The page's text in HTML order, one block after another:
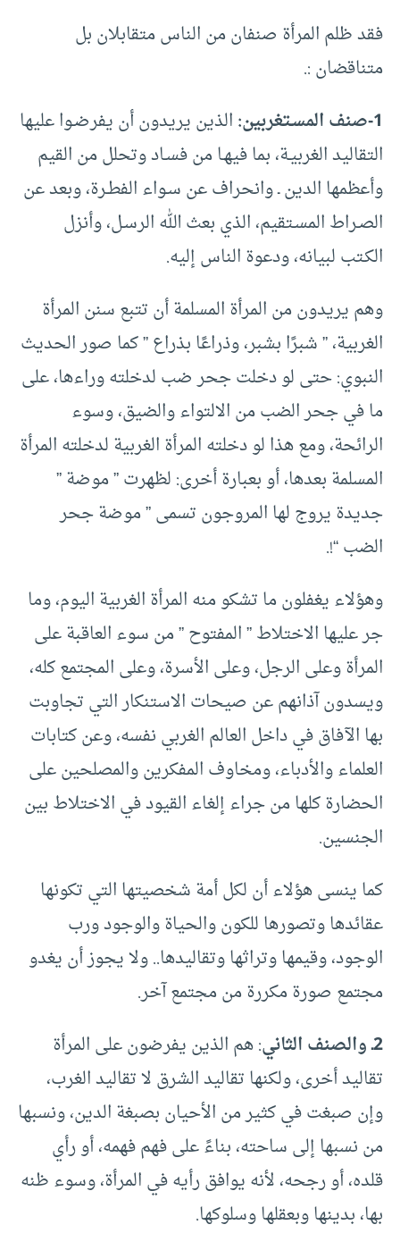
فقد ظلم المرأة صنفان من الناس متقابلان بل
متناقضان :.
1-صنف المسـتغربين:
الذين يريدون أن يفرضـوا عليها
التقاليد الغربيـة، بما فيهـا من فسـاد وتحلل من القيم
وأعظمها الدين ـ وانحراف عن سـواء الفطـرة، وبعد عن
الصـراط المسـتقيم، الذي بعث الله الرسـل، وأنزل
الكـتب لبيانه، ودعوة الناس إليه.
وهم يريدون من المرأة المسلمة أن تتبع سنن المرأة
الغربية، ” شبرًا بشبر، وذراعًا بذراع ” كما صور الحديث
النبوي: حتى لو دخلت جحر ضب لدخلته وراءها، على
ما في جحر الضب من الالتواء والضيق، وسوء
الرائحة، ومع هذا لو دخلته المرأة الغربية لدخلته المرأة
المسلمة بعدها، أو بعبارة أخرى: لظهرت ” موضة ”
جديدة يروج لها المروجون تسمى ” موضة جحر
الضب “!.
وهؤلاء يغفلون ما تشكو منه المرأة الغربية اليوم، وما
جر عليها الاختلاط ” المفتوح ” من سوء العاقبة على
المرأة وعلى الرجل، وعلى الأسرة، وعلى المجتمع كله،
ويسدون آذانهم عن صيحات الاستنكار التي تجاوبت
بها الآفاق في داخل العالم الغربي نفسه، وعن كتابات
العلماء والأدباء، ومخاوف المفكرين والمصلحين على
الحضارة كلها من جراء إلغاء القيود في الاختلاط بين
الجنسين.
كما ينسى هؤلاء أن لكل أمة شخصيتها التي تكونها
عقائدها وتصورها للكون والحياة والوجود ورب
الوجود، وقيمها وتراثها وتقاليدها.. ولا يجوز أن يغدو
مجتمع صورة مكررة من مجتمع آخر.
2ـ والصنف الثاني
: هم الذين يفرضون على المرأة
تقاليد أخرى، ولكنها تقاليد الشرق لا تقاليد الغرب،
وإن صبغت في كثير من الأحيان بصبغة الدين، ونسبها
من نسبها إلى ساحته، بناءً على فهم فهمه، أو رأي
قلده، أو رجحه، لأنه يوافق رأيه في المرأة، وسوء ظنه
بها، بدينها وبعقلها وسلوكها.